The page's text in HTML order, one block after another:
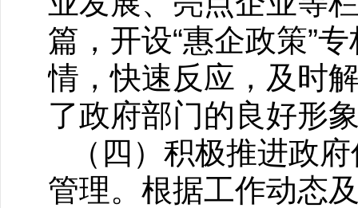
篇，开设“惠企政策”
情，快速反应，及时
了政府部门的良好形
（四）积极推进政
管理。根据工作动态